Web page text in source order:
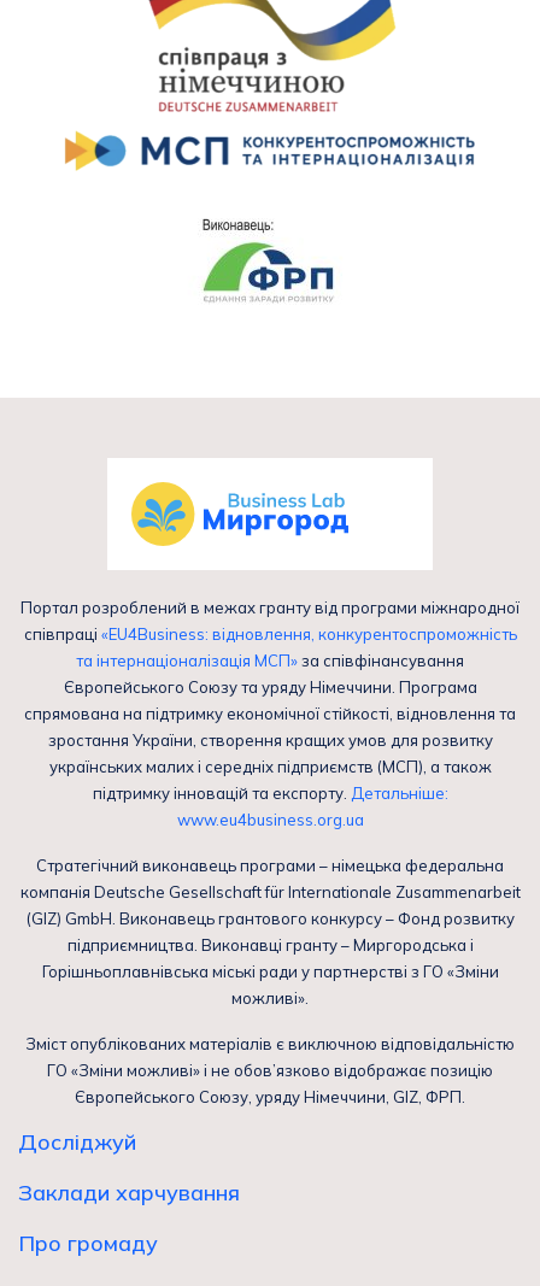
Портал розроблений в межах гранту від програми міжнародної
співпраці «EU4Business: відновлення, конкурентоспроможність
та інтернаціоналізація МСП»за співфінансування
Європейського Союзу та уряду Німеччини. Програма
спрямована на підтримку економічної стійкості, відновлення та
зростання України, створення кращих умов для розвитку
українських малих і середніх підприємств (МСП), а також
підтримку інновацій та експорту. Детальніше:
www.eu4business.org.ua
Стратегічний виконавець програми – німецька федеральна
компанія Deutsche Gesellschaft für Internationale Zusammenarbeit
(GIZ) GmbH. Виконавець грантового конкурсу – Фонд розвитку
підприємництва. Виконавці гранту – Миргородська і
Горішньоплавнівська міські ради у партнерстві з ГО «Зміни
можливі».
Зміст опублікованих матеріалів є виключною відповідальністю
ГО «Зміни можливі» і не обов’язково відображає позицію
Європейського Союзу, уряду Німеччини, GIZ, ФРП.
Досліджуй
Заклади харчування
Про громаду